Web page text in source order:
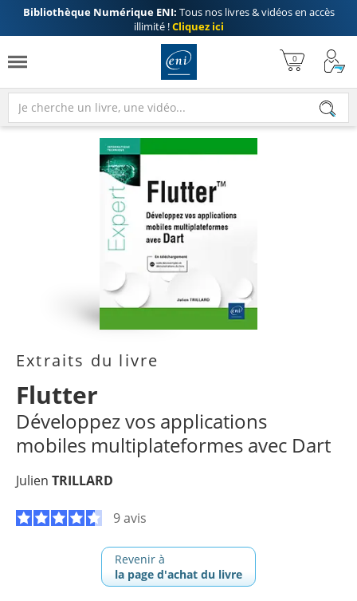
Bibliothèque Numérique ENI: Tous nos livres & vidéos en accès
illimité !Cliquez ici
Extraits du livre
Flutter
Développez vos applications
mobiles multiplateformes avec Dart
Julien TRILLARD
9 avis
Revenir à
la page d'achat du livre